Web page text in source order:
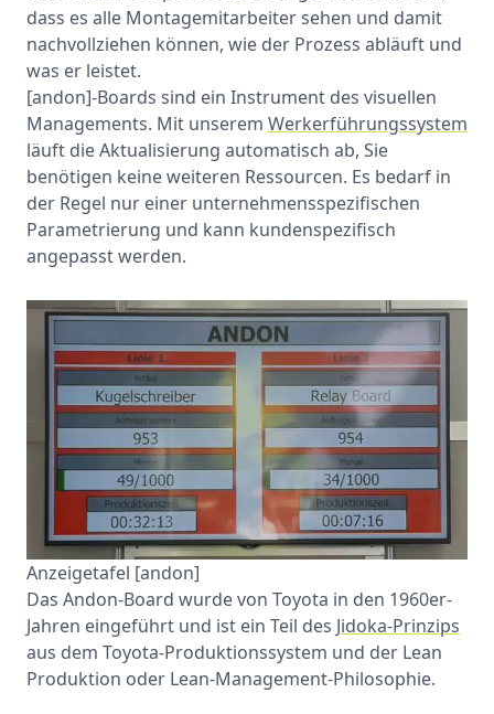
dass es alle Montagemitarbeiter sehen und damit
nachvollziehen können, wie der Prozess abläuft und
was er leistet.
[andon]-Boards sind ein Instrument des visuellen
Managements. Mit unserem Werkerführungssystem
läuft die Aktualisierung automatisch ab, Sie
benötigen keine weiteren Ressourcen. Es bedarf in
der Regel nur einer unternehmensspezifischen
Parametrierung und kann kundenspezifisch
angepasst werden.
Anzeigetafel [andon]
Das Andon-Board wurde von Toyota in den 1960er-
Jahren eingeführt und ist ein Teil des Jidoka-Prinzips
aus dem Toyota-Produktionssystem und der Lean
Produktion oder Lean-Management-Philosophie.